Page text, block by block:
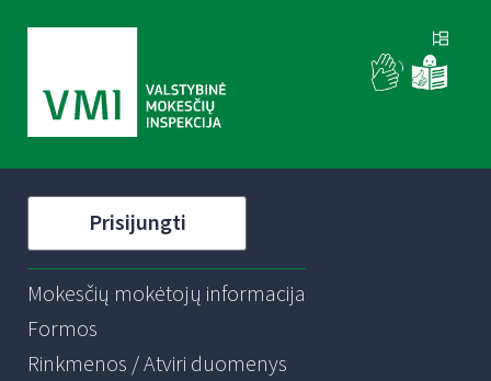
Prisijungti
Mokesčių mokėtojų informacija
Formos
Rinkmenos / Atviri duomenys